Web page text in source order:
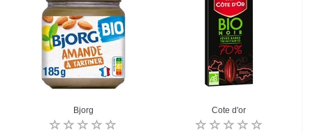
Bjorg Cote d'or